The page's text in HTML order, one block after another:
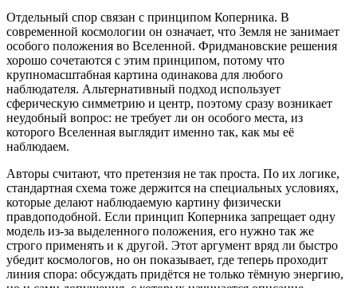
Отдельный спор связан с принципом Коперника. В
современной космологии он означает, что Земля не занимает
особого положения во Вселенной. Фридмановские решения
хорошо сочетаются с этим принципом, потому что
крупномасштабная картина одинакова для любого
наблюдателя. Альтернативный подход использует
сферическую симметрию и центр, поэтому сразу возникает
неудобный вопрос: не требует ли он особого места, из
которого Вселенная выглядит именно так, как мы её
наблюдаем.
Авторы считают, что претензия не так проста. По их логике,
стандартная схема тоже держится на специальных условиях,
которые делают наблюдаемую картину физически
правдоподобной. Если принцип Коперника запрещает одну
модель из-за выделенного положения, его нужно так же
строго применять и к другой. Этот аргумент вряд ли быстро
убедит космологов, но он показывает, где теперь проходит
линия спора: обсуждать придётся не только тёмную энергию,